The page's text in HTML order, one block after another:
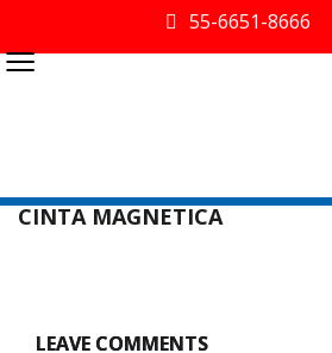
55-6651-8666
≡
CINTA MAGNETICA
LEAVE COMMENTS